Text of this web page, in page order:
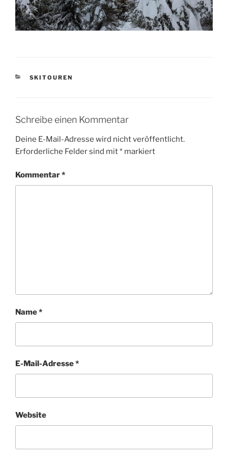
KATEGORIEN
SKITOUREN
Schreibe einen Kommentar
Deine E-Mail-Adresse wird nicht veröffentlicht.
Erforderliche Felder sind mit* markiert
Kommentar*
Name*
E-Mail-Adresse*
Website